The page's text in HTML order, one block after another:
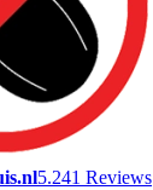
5.241 Reviews